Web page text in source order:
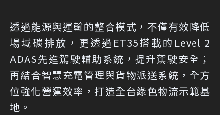
透過能源與運輸的整合模式，不僅有效降低
場域碳排放，更透過ET35搭載的Level 2
ADAS先進駕駛輔助系統，提升駕駛安全；
再結合智慧充電管理與貨物派送系統，全方
位強化營運效率，打造全台綠色物流示範基
地。